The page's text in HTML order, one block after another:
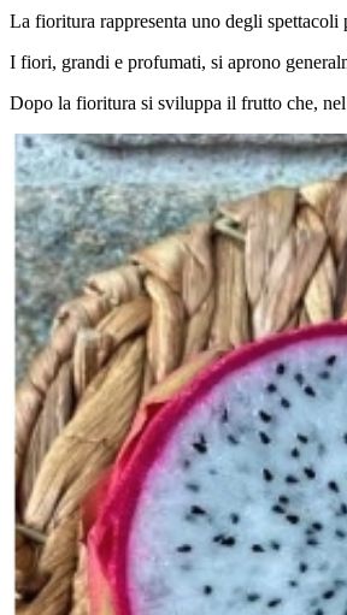
La fioritura rappresenta uno degli
I fiori, grandi e profumati, si aprono
Dopo la fioritura si sviluppa il frutto che,